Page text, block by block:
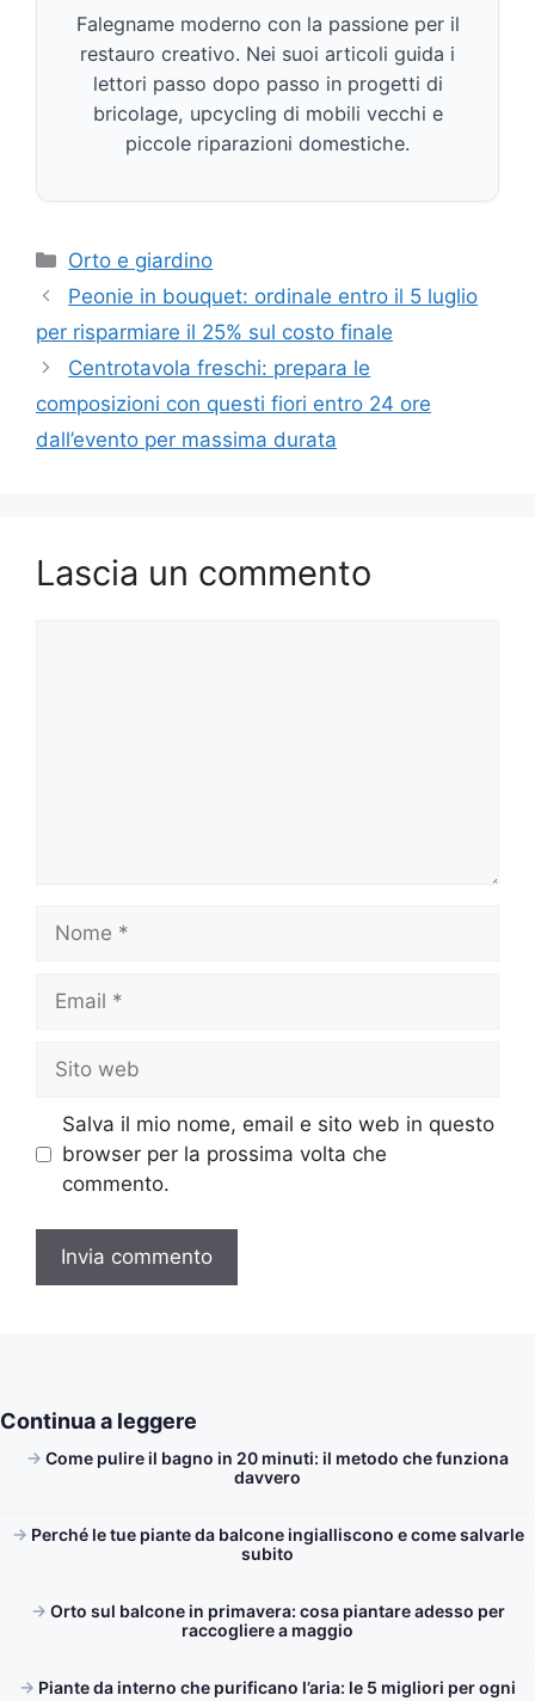
Falegname moderno con la passione per il
restauro creativo. Nei suoi articoli guida i
lettori passo dopo passo in progetti di
bricolage, upcycling di mobili vecchi e
piccole riparazioni domestiche.
Categorie
Orto e giardino
Peonie in bouquet: ordinale entro il 5 luglio
per risparmiare il 25% sul costo finale
Centrotavola freschi: prepara le
composizioni con questi fiori entro 24 ore
dall’evento per massima durata
Lascia un commento
web
Salva il mio nome, email e sito web in questo
browser per la prossima volta che
commento.
Continua a leggere
Come pulire il bagno in 20 minuti: il metodo che funziona
davvero
Perché le tue piante da balcone ingialliscono e come salvarle
subito
Orto sul balcone in primavera: cosa piantare adesso per
raccogliere a maggio
Piante da interno che purificano l’aria: le 5 migliori per ogni